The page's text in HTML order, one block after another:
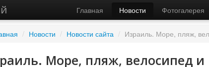
Главная Новости Фотогалерея
/ Новости / Новости сайта / Израиль. Море, пляж,
Море, пляж, велосипед и